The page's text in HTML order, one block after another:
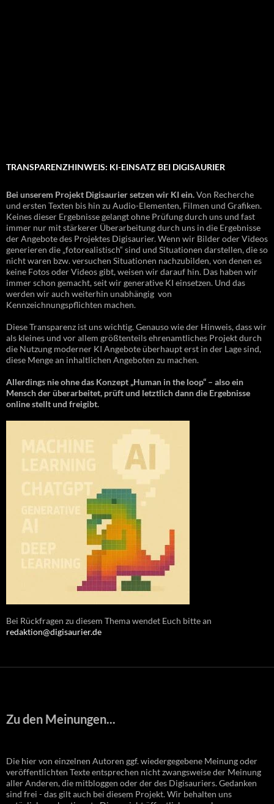
TRANSPARENZHINWEIS: KI-EINSATZ BEI DIGISAURIER
Bei unserem Projekt Digisaurier setzen wir KI ein.Von Recherche
und ersten Texten bis hin zu Audio-Elementen, Filmen und Grafiken.
Keines dieser Ergebnisse gelangt ohne Prüfung durch uns und fast
immer nur mit stärkerer Überarbeitung durch uns in die Ergebnisse
der Angebote des Projektes Digisaurier. Wenn wir Bilder oder Videos
generieren die „fotorealistisch“ sind und Situationen darstellen, die so
nicht waren bzw. versuchen Situationen nachzubilden, von denen es
keine Fotos oder Videos gibt, weisen wir darauf hin. Das haben wir
immer schon gemacht, seit wir generative KI einsetzen. Und das
werden wir auch weiterhin unabhängig von
Kennzeichnungspflichten machen.
Diese Transparenz ist uns wichtig. Genauso wie der Hinweis, dass wir
als kleines und vor allem größtenteils ehrenamtliches Projekt durch
die Nutzung moderner KI Angebote überhaupt erst in der Lage sind,
diese Menge an inhaltlichen Angeboten zu machen.
Allerdings nie ohne das Konzept „Human in the loop“ – also ein
Mensch der überarbeitet, prüft und letztlich dann die Ergebnisse
online stellt und freigibt.
Bei Rückfragen zu diesem Thema wendet Euch bitte an
redaktion@digisaurier.de
Zu den Meinungen...
Die hier von einzelnen Autoren ggf. wiedergegebene Meinung oder
veröffentlichten Texte entsprechen nicht zwangsweise der Meinung
aller Anderen, die mitbloggen oder der des Digisauriers. Gedanken
sind frei - das gilt auch bei diesem Projekt. Wir behalten uns